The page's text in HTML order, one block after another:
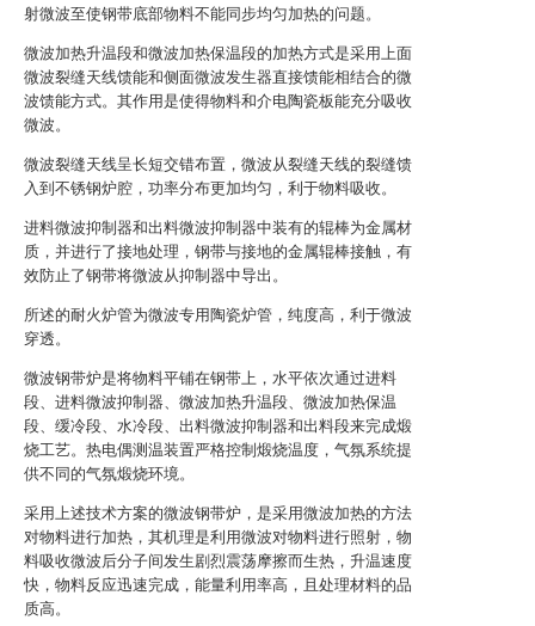
射微波至使钢带底部物料不能同步均匀加热的问题。
微波加热升温段和微波加热保温段的加热方式是采用上面
微波裂缝天线馈能和侧面微波发生器直接馈能相结合的微
波馈能方式。其作用是使得物料和介电陶瓷板能充分吸收
微波。
微波裂缝天线呈长短交错布置，微波从裂缝天线的裂缝馈
入到不锈钢炉腔，功率分布更加均匀，利于物料吸收。
进料微波抑制器和出料微波抑制器中装有的辊棒为金属材
质，并进行了接地处理，钢带与接地的金属辊棒接触，有
效防止了钢带将微波从抑制器中导出。
所述的耐火炉管为微波专用陶瓷炉管，纯度高，利于微波
穿透。
微波钢带炉是将物料平铺在钢带上，水平依次通过进料
段、进料微波抑制器、微波加热升温段、微波加热保温
段、缓冷段、水冷段、出料微波抑制器和出料段来完成煅
烧工艺。热电偶测温装置严格控制煅烧温度，气氛系统提
供不同的气氛煅烧环境。
采用上述技术方案的微波钢带炉，是采用微波加热的方法
对物料进行加热，其机理是利用微波对物料进行照射，物
料吸收微波后分子间发生剧烈震荡摩擦而生热，升温速度
快，物料反应迅速完成，能量利用率高，且处理材料的品
质高。